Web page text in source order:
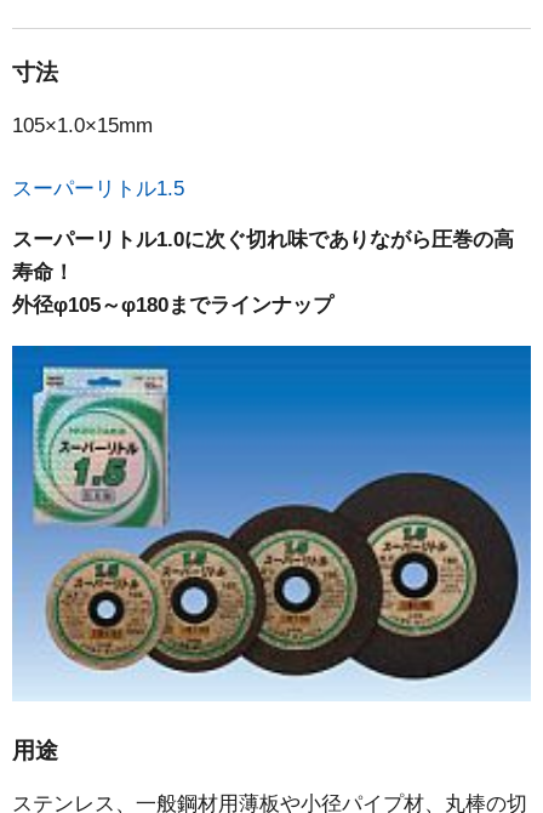
寸法
105×1.0×15mm
スーパーリトル1.5
スーパーリトル1.0に次ぐ切れ味でありながら圧巻の高
寿命！
外径φ105～φ180までラインナップ
用途
ステンレス、一般鋼材用薄板や小径パイプ材、丸棒の切